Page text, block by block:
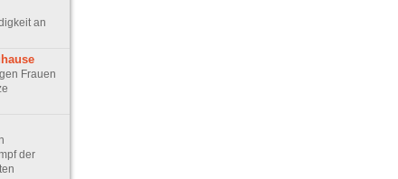
an
Frauen
der